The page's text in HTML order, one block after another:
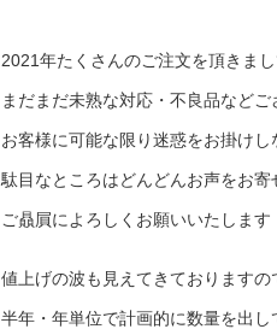
2021年たくさんのご注文を頂きま
まだまだ未熟な対応・不良品など
お客様に可能な限り迷惑をお掛け
駄目なところはどんどんお声をお
ご贔屓によろしくお願いいたします
値上げの波も見えてきておりますの
半年・年単位で計画的に数量を出し